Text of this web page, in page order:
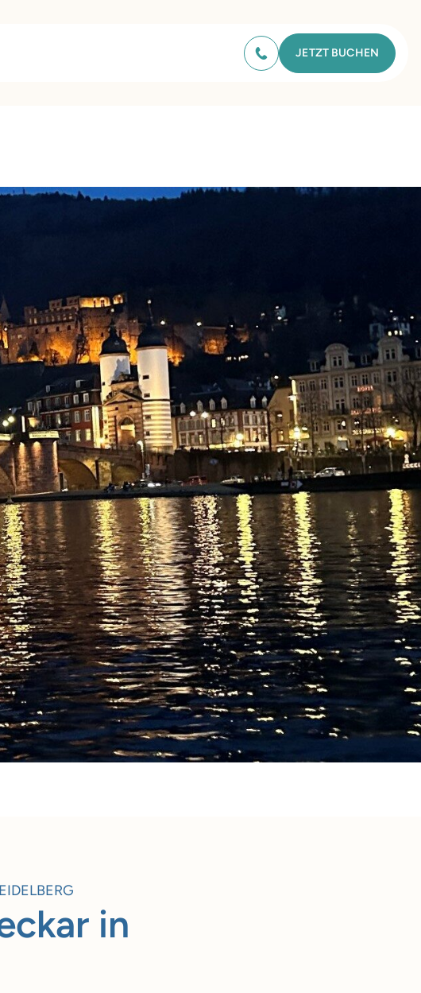
JETZT BUCHEN
in